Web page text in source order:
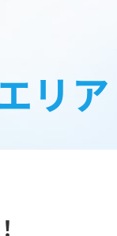
リア